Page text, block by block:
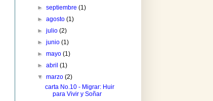
►septiembre(1)
►agosto(1)
►julio(2)
►junio(1)
►mayo(1)
►abril(1)
▼marzo(2)
carta No.10 - Migrar: Huir
para Vivir y Soñar